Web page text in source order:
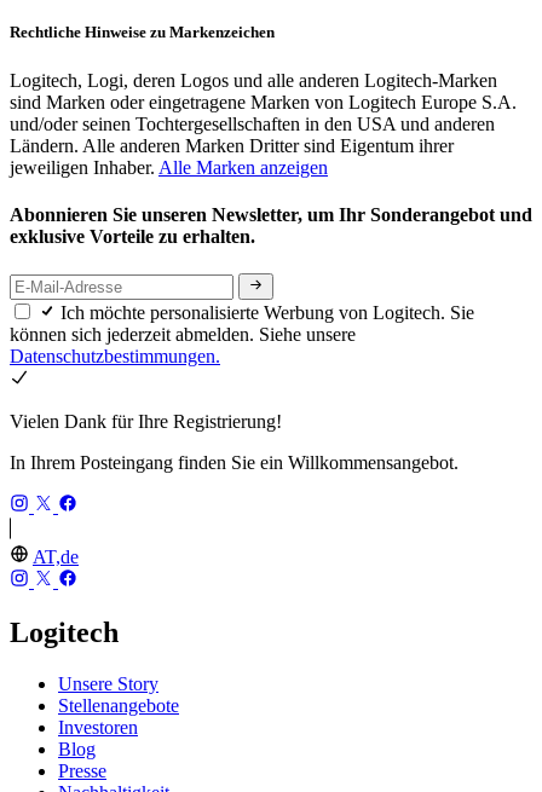
Rechtliche Hinweise zu Markenzeichen
Logitech, Logi, deren Logos und alle anderen Logitech-Marken
sind Marken oder eingetragene Marken von Logitech Europe S.A.
und/oder seinen Tochtergesellschaften in den USA und anderen
Ländern. Alle anderen Marken Dritter sind Eigentum ihrer
jeweiligen Inhaber. Alle Marken anzeigen
Abonnieren Sie unseren Newsletter, um Ihr Sonderangebot und
exklusive Vorteile zu erhalten.
Ich möchte personalisierte Werbung von Logitech. Sie
können sich jederzeit abmelden. Siehe unsere
Datenschutzbestimmungen.
Vielen Dank für Ihre Registrierung!
In Ihrem Posteingang finden Sie ein Willkommensangebot.
AT,de
Logitech
Unsere Story
Stellenangebote
Investoren
Blog
Presse